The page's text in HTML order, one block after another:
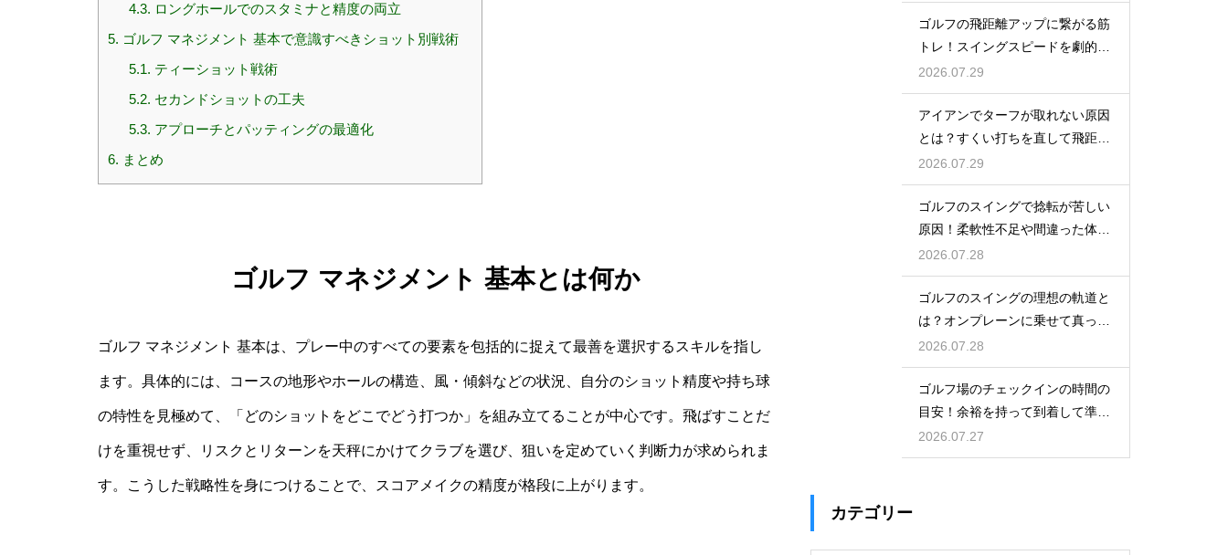
4.3. ロングホールでのスタミナと精度の両立
5. ゴルフ マネジメント 基本で意識すべきショット別戦術
5.1. ティーショット戦術
5.2. セカンドショットの工夫
5.3. アプローチとパッティングの最適化
6. まとめ
ゴルフ マネジメント 基本とは何か
ゴルフ マネジメント 基本は、プレー中のすべての要素を包括的に捉えて最善を選択するスキルを指し
ます。具体的には、コースの地形やホールの構造、風・傾斜などの状況、自分のショット精度や持ち球
の特性を見極めて、「どのショットをどこでどう打つか」を組み立てることが中心です。飛ばすことだ
けを重視せず、リスクとリターンを天秤にかけてクラブを選び、狙いを定めていく判断力が求められま
す。こうした戦略性を身につけることで、スコアメイクの精度が格段に上がります。
ゴルフの飛距離アップに繋がる筋
トレ！スイングスピードを劇的に
上げる鍛え方
2026.07.29
アイアンでターフが取れない原因
とは？すくい打ちを直して飛距離
を伸ばす
2026.07.29
ゴルフのスイングで捻転が苦しい
原因！柔軟性不足や間違った体の
使い方
2026.07.28
ゴルフのスイングの理想の軌道と
は？オンプレーンに乗せて真っ直
ぐ飛ばす
2026.07.28
ゴルフ場のチェックインの時間の
目安！余裕を持って到着して準備
を整える
2026.07.27
カテゴリー